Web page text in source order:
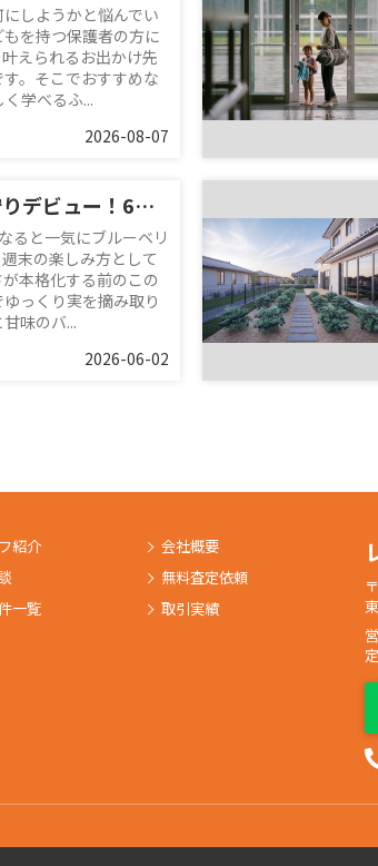
しようかと悩んでい
を持つ保護者の方に
えられるお出かけ先
。そこでおすすめな
学べるふ...
2026-08-07
小平でブルーベリー狩りデビュー！6月の味わい方と周辺スポット紹介
ると一気にブルーベリ
末の楽しみ方として
本格化する前のこの
っくり実を摘み取り
味のバ...
2026-06-02
紹介
一覧
会社概要
無料査定依頼
取引実績